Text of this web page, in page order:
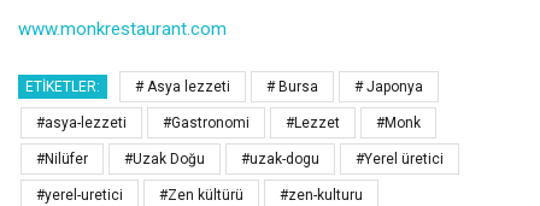
www.monkrestaurant.com
ETIKETLER: # Asya lezzeti # Bursa # Japonya
#asya-lezzeti #Gastronomi #Lezzet #Monk
#Nilüfer #Uzak Doğu #uzak-dogu #Yerel üretici
#yerel-uretici #Zen kültürü #zen-kulturu